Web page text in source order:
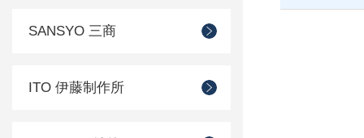
SANSYO 三商
ITO 伊藤制作所